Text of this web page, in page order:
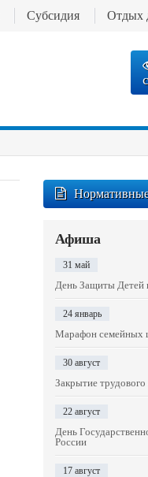
Субсидия Отдых
Афиша
31 май
День Защиты Детей
24 январь
Марафон семейных
30 август
Закрытие трудового
22 август
День
России
17 август